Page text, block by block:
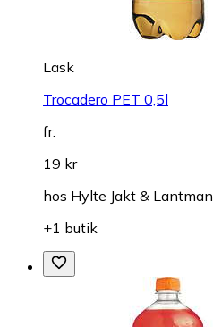
Läsk
Trocadero PET 0,5l
fr.
19 kr
hos Hylte Jakt & Lantman
+1 butik